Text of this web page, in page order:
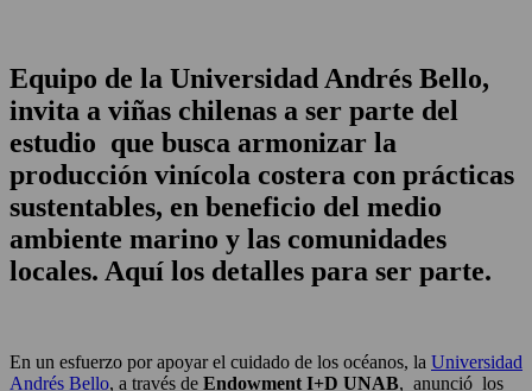
Equipo de la Universidad Andrés Bello,
invita a viñas chilenas a ser parte del
estudio que busca armonizar la
producción vinícola costera con prácticas
sustentables, en beneficio del medio
ambiente marino y las comunidades
locales. Aquí los detalles para ser parte.
En un esfuerzo por apoyar el cuidado de los océanos, la Universidad
Andrés Bello, a través de Endowment I+D UNAB, anunció los